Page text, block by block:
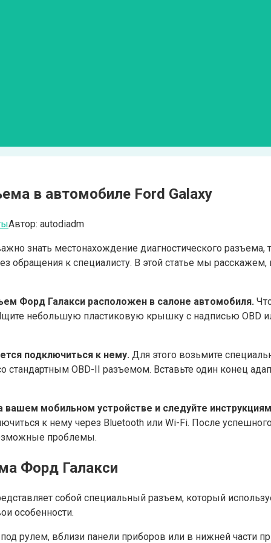
в автомобиле Ford Galaxy
Автор: autodiadm
знать местонахождение диагностического разъема,
обращения к специалисту. В этой статье мы расскажем,
Форд Галакси расположен в салоне автомобиля.
небольшую пластиковую крышку с надписью OBD
подключиться к нему. Для этого возьмите
стандартным OBD-II разъемом. Вставьте один конец
вашем мобильном устройстве и следуйте
к нему через Bluetooth или Wi-Fi. После
проблемы.
Форд Галакси
собой специальный разъем, который
особенности.
рулем, вблизи панели приборов или в нижней части